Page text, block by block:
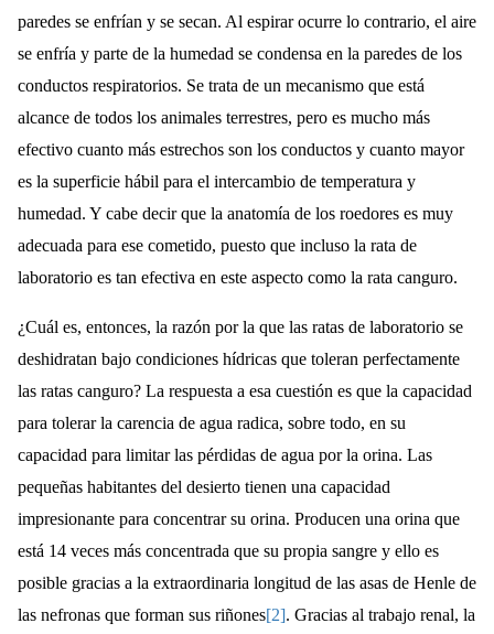
paredes se enfrían y se secan. Al espirar ocurre lo contrario, el aire
se enfría y parte de la humedad se condensa en la paredes de los
conductos respiratorios. Se trata de un mecanismo que está
alcance de todos los animales terrestres, pero es mucho más
efectivo cuanto más estrechos son los conductos y cuanto mayor
es la superficie hábil para el intercambio de temperatura y
humedad. Y cabe decir que la anatomía de los roedores es muy
adecuada para ese cometido, puesto que incluso la rata de
laboratorio es tan efectiva en este aspecto como la rata canguro.
¿Cuál es, entonces, la razón por la que las ratas de laboratorio se
deshidratan bajo condiciones hídricas que toleran perfectamente
las ratas canguro? La respuesta a esa cuestión es que la capacidad
para tolerar la carencia de agua radica, sobre todo, en su
capacidad para limitar las pérdidas de agua por la orina. Las
pequeñas habitantes del desierto tienen una capacidad
impresionante para concentrar su orina. Producen una orina que
está 14 veces más concentrada que su propia sangre y ello es
posible gracias a la extraordinaria longitud de las asas de Henle de
las nefronas que forman sus riñones[2]. Gracias al trabajo renal, la